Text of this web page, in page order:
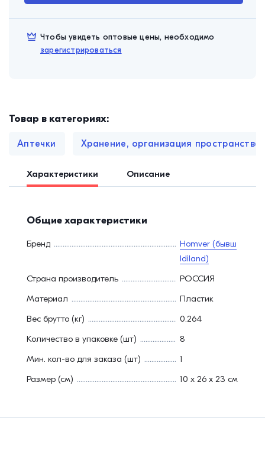
Чтобы увидеть оптовые цены, необходимо
зарегистрироваться
Товар в категориях:
Аптечки Хранение, организация пространства
Характеристики Описание
Общие характеристики
Бренд
Homver (бывш
Idiland)
Страна производитель
РОССИЯ
Материал
Пластик
Вес брутто (кг)
0.264
Количество в упаковке (шт)
8
Мин. кол-во для заказа (шт)
1
Размер (см)
10 х 26 х 23 см